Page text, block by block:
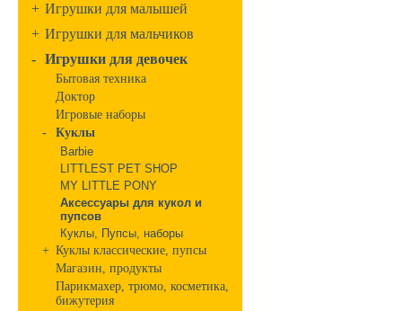
+ Игрушки для малышей
+ Игрушки для мальчиков
- Игрушки для девочек
Бытовая техника
Доктор
Игровые наборы
-
Куклы
Barbie
LITTLEST PET SHOP
MY LITTLE PONY
Аксессуары для кукол и
пупсов
Куклы, Пупсы, наборы
+ Куклы классические, пупсы
Магазин, продукты
Парикмахер, трюмо, косметика,
бижутерия